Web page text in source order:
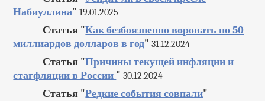
Набиуллина" 19.01.2025
Статья "Как безбоязненно воровать по 50
миллиардов долларов в год" 31.12.2024
Статья "Причины текущей инфляции и
стагфляции в России " 30.12.2024
Статья "Редкие события совпали"